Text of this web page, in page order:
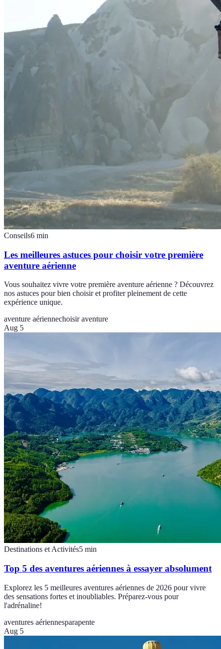
Conseils6 min
Les meilleures astuces pour choisir votre première
aventure aérienne
Vous souhaitez vivre votre première aventure aérienne ? Découvrez
nos astuces pour bien choisir et profiter pleinement de cette
expérience unique.
aventure aériennechoisir aventure
Aug 5
Destinations et Activités5 min
Top 5 des aventures aériennes à essayer absolument
Explorez les 5 meilleures aventures aériennes de 2026 pour vivre
des sensations fortes et inoubliables. Préparez-vous pour
l'adrénaline!
aventures aériennesparapente
Aug 5